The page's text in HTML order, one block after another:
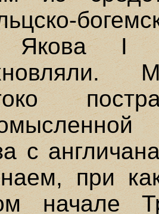
Якова I
с
при
начале